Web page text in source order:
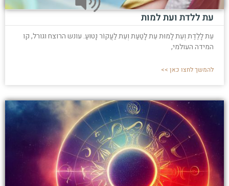
עת ללדת ועת למות
עֵת לָלֶדֶת וְעֵת לָמוּת עֵת לָטַעַת וְעֵת לַעֲקוֹר נָטוּעַ. עונש הרוצח וגורל, קו
המידה העולמי,
להמשך לחצו כאן >>